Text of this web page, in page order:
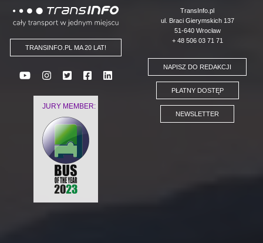
Logo
TRANSINFO.PL MA 20 LAT!
JURY MEMBER:
TransInfo.pl
ul. Braci Gierymskich 137
51-640 Wrocław
+ 48 506 03 71 71
NAPISZ DO REDAKCJI
PŁATNY DOSTĘP
NEWSLETTER